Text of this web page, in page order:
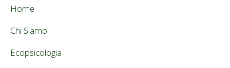
Home
Chi Siamo
Ecopsicologia